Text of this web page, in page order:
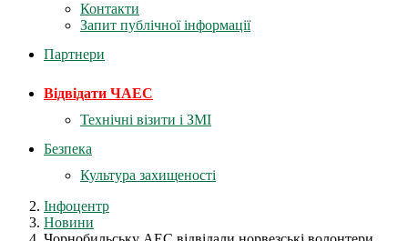
Контакти
Запит публічної інформації
Партнери
Відвідати ЧАЕС
Технічні візити і ЗМІ
Безпека
Культура захищеності
Інфоцентр
Новини